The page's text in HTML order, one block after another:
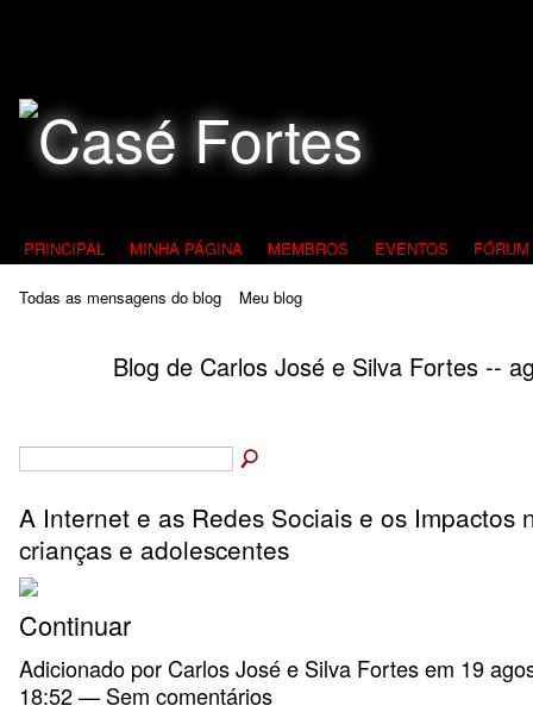
PRINCIPAL MINHA PÁGINA MEMBROS EVENTOS FÓRUM
Todas as mensagens do blog Meu blog
Blog de Carlos José e Silva Fortes --
A Internet e as Redes Sociais e os Impactos
crianças e adolescentes
Continuar
Adicionado por Carlos José e Silva Fortesem 19
18:52 — Sem comentários